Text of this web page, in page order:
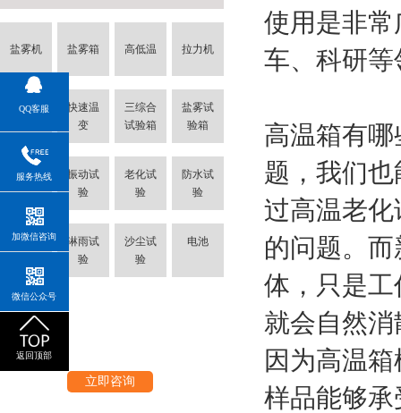
盐雾机 盐雾箱 高低温 拉力机
冷热冲
快速温
变
三综合
试验箱
盐雾试
验箱
烤箱
振动试
验
老化试
验
防水试
验
氙灯耐
淋雨试
验
沙尘试
验
电池
立即咨询
使用是非
车、科研
高温箱有
题，我们
过高温老
的问题。
体，只是
就会自然
因为高温
样品能够
QQ客服
服务热线
加微信咨询
微信公众号
返回顶部